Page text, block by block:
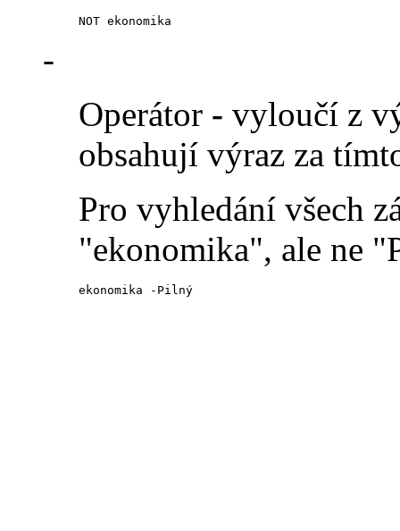
NOT ekonomika
-
Operátor - vyloučí z
obsahují výraz za
Pro vyhledání všech
"ekonomika", ale ne
ekonomika -Pilný